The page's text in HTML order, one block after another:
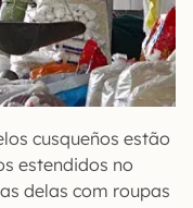
cusqueños estão
estendidos no
delas com roupas